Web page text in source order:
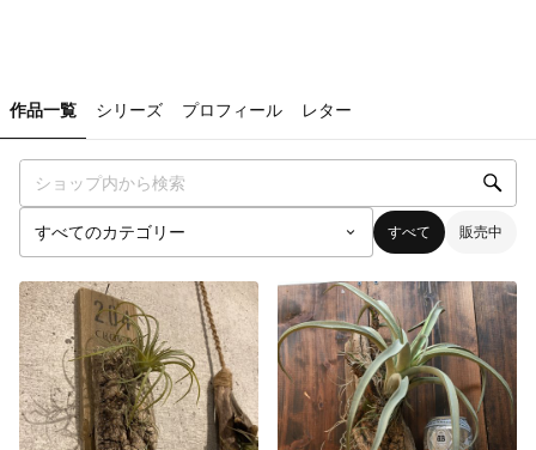
作品一覧 シリーズ プロフィール レター
すべて 販売中